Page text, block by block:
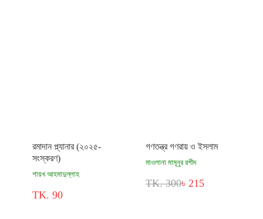
রমাদান প্ল্যানার (২০২৫-
সংস্করণ)
শায়খ আহমাদুল্লাহ
TK. 90
গণতন্ত্র গণরায় ও ইসলাম
মাওলানা মামূনুর রশীদ
TK. 300৳ 215